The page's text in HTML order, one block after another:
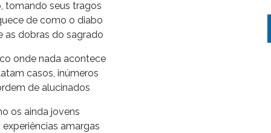
tomando seus tragos
de como o diabo
as dobras do sagrado
onde nada acontece
casos, inúmeros
de alucinados
os ainda jovens
amargas